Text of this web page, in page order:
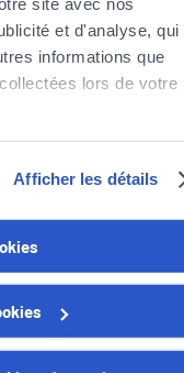
et d'analyse, qui
informations que
lors de votre
consentement à tout
des cookies" en bas
nécessaires au
Afficher les détails
der
Garnich